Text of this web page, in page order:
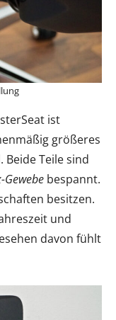
ist
größeres
Teile sind
Gewebe bespannt.
besitzen.
und
davon fühlt